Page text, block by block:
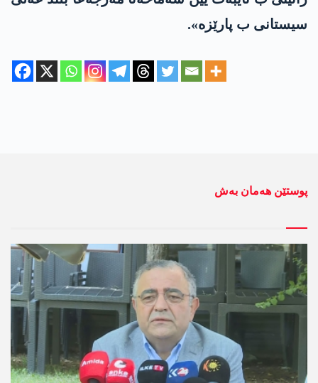
سیستانی ب پارێزه»‌.
پوستێن ھەمان بەش